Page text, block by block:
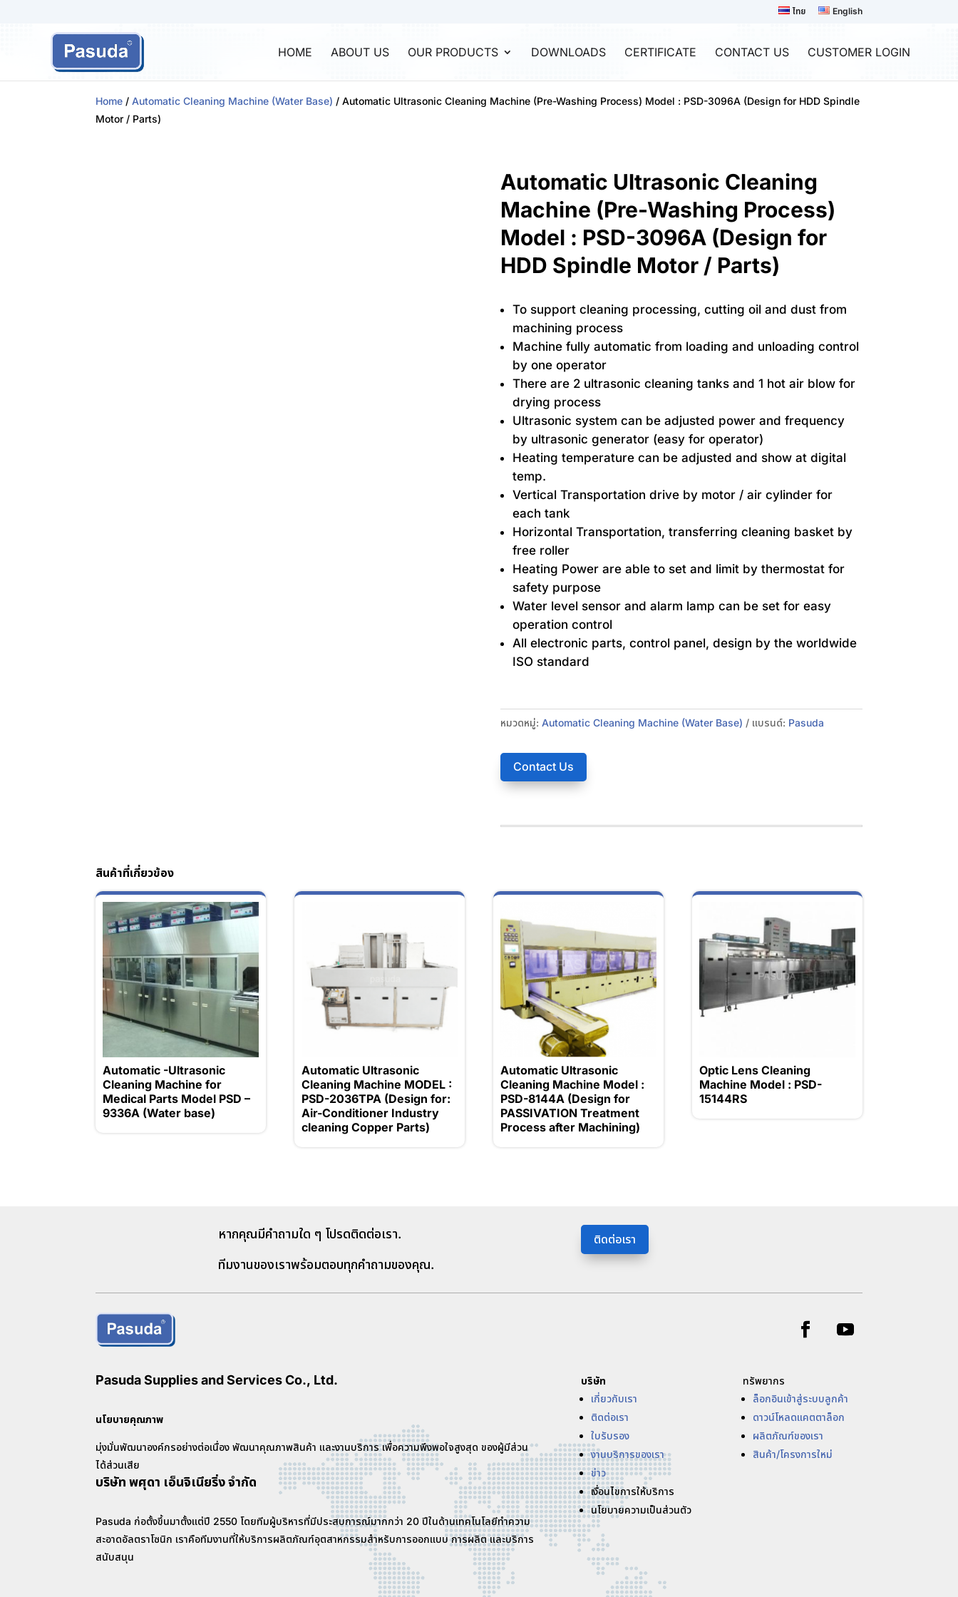
ไทย English
HOME ABOUT US OUR PRODUCTS DOWNLOADS CERTIFICATE CONTACT US CUSTOMER LOGIN
Home /Automatic Cleaning Machine (Water Base) / Automatic Ultrasonic Cleaning Machine (Pre-Washing Process) Model : PSD-3096A (Design for HDD Spindle
Motor / Parts)
Automatic Ultrasonic Cleaning
Machine (Pre-Washing Process)
Model : PSD-3096A (Design for
HDD Spindle Motor / Parts)
To support cleaning processing, cutting oil and dust from
machining process
Machine fully automatic from loading and unloading control
by one operator
There are 2 ultrasonic cleaning tanks and 1 hot air blow for
drying process
Ultrasonic system can be adjusted power and frequency
by ultrasonic generator (easy for operator)
Heating temperature can be adjusted and show at digital
temp.
Vertical Transportation drive by motor / air cylinder for
each tank
Horizontal Transportation, transferring cleaning basket by
free roller
Heating Power are able to set and limit by thermostat for
safety purpose
Water level sensor and alarm lamp can be set for easy
operation control
All electronic parts, control panel, design by the worldwide
ISO standard
หมวดหมู่: Automatic Cleaning Machine (Water Base) แบรนด์: Pasuda
Contact Us
สินค้าที่เกี่ยวข้อง
Automatic -Ultrasonic
Cleaning Machine for
Medical Parts Model PSD –
9336A (Water base)
Automatic Ultrasonic
Cleaning Machine MODEL :
PSD-2036TPA (Design for:
Air-Conditioner Industry
cleaning Copper Parts)
Automatic Ultrasonic
Cleaning Machine Model :
PSD-8144A (Design for
PASSIVATION Treatment
Process after Machining)
Optic Lens Cleaning
Machine Model : PSD-
15144RS
หากคุณมีคำถามใด ๆ โปรดติดต่อเรา.
ทีมงานของเราพร้อมตอบทุกคำถามของคุณ.
ติดต่อเรา
Pasuda Supplies and Services Co., Ltd.
นโยบายคุณภาพ
มุ่งมั่นพัฒนาองค์กรอย่างต่อเนื่อง พัฒนาคุณภาพสินค้า และงานบริการ เพื่อความพึงพอใจสูงสุด ของผู้มีส่วน
ได้ส่วนเสีย
บริษัท พศุดา เอ็นจิเนียริ่ง จำกัด
Pasuda ก่อตั้งขึ้นมาตั้งแต่ปี 2550 โดยทีมผู้บริหารที่มีประสบการณ์มากกว่า 20 ปีในด้านเทคโนโลยีทำความ
สะอาดอัลตราโซนิก เราคือทีมงานที่ให้บริการผลิตภัณฑ์อุตสาหกรรมสำหรับการออกแบบ การผลิต และบริการ
สนับสนุน
บริษัท
เกี่ยวกับเรา
ติดต่อเรา
ใบรับรอง
งานบริการของเรา
ข่าว
เงื่อนไขการให้บริการ
นโยบายความเป็นส่วนตัว
ทรัพยากร
ล็อกอินเข้าสู่ระบบลูกค้า
ดาวน์โหลดแคตตาล็อก
ผลิตภัณฑ์ของเรา
สินค้า/โครงการใหม่